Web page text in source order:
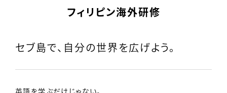
フィリピン海外研修
セブ島で、自分の世界を広げよう。
英語を学ぶだけじゃない。